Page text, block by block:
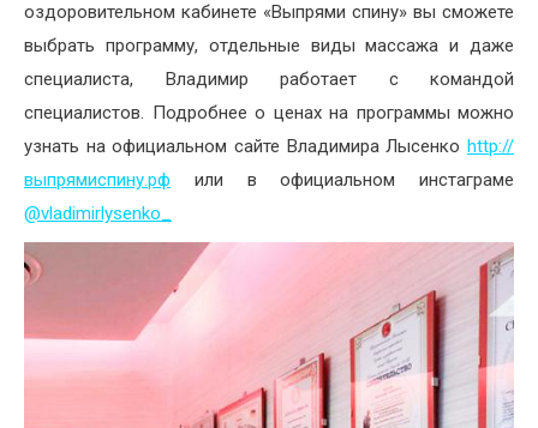
оздоровительном кабинете «Выпрями спину» вы сможете
выбрать программу, отдельные виды массажа и даже
специалиста, Владимир работает с командой
специалистов. Подробнее о ценах на программы можно
узнать на официальном сайте Владимира Лысенко http://
выпрямиспину.рф или в официальном инстаграме
@vladimirlysenko_